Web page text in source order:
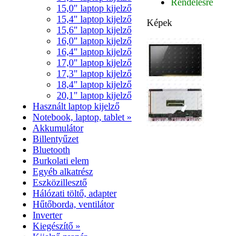
15,0" laptop kijelző
15,4" laptop kijelző
15,6" laptop kijelző
16,0" laptop kijelző
16,4" laptop kijelző
17,0" laptop kijelző
17,3" laptop kijelző
18,4" laptop kijelző
20,1" laptop kijelző
Használt laptop kijelző
Notebook, laptop, tablet »
Akkumulátor
Billentyűzet
Bluetooth
Burkolati elem
Egyéb alkatrész
Eszközillesztő
Hálózati töltő, adapter
Hűtőborda, ventilátor
Inverter
Kiegészítő »
Képek